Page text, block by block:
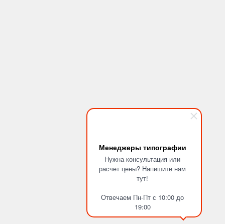
Менеджеры типографии
Нужна консультация или
расчет цены? Напишите нам
тут!
Отвечаем Пн-Пт с 10:00 до
19:00